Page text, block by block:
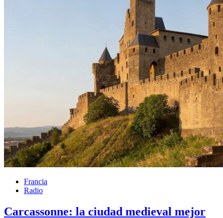
Francia
Radio
Carcassonne: la ciudad medieval mejor